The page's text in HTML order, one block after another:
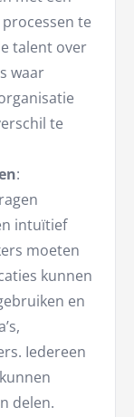
te
talent over
waar
te
:
intuïtief
moeten
kunnen
en
Iedereen
delen.